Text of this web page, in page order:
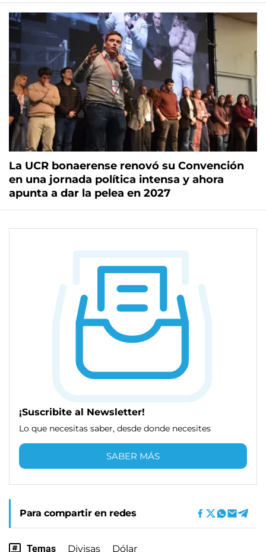
La UCR bonaerense renovó su Convención
en una jornada política intensa y ahora
apunta a dar la pelea en 2027
¡Suscribite al Newsletter!
Lo que necesitas saber, desde donde necesites
SABER MÁS
Para compartir en redes
Temas Divisas Dólar